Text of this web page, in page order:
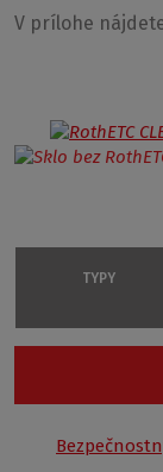
V prílohe
TYPY
Prípravok
Bežne